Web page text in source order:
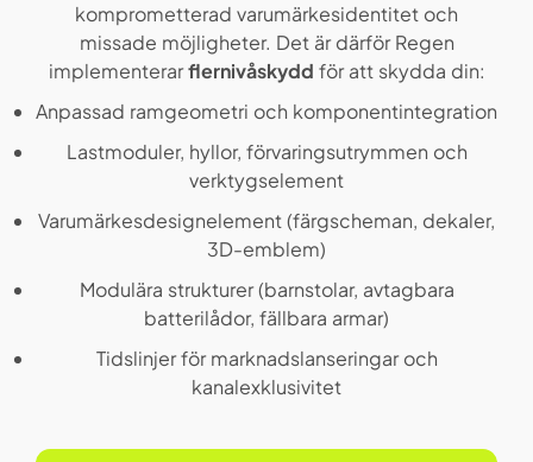
komprometterad varumärkesidentitet och
missade möjligheter. Det är därför Regen
implementerarflernivåskydd för att skydda din:
Anpassad ramgeometri och komponentintegration
Lastmoduler, hyllor, förvaringsutrymmen och
verktygselement
Varumärkesdesignelement (färgscheman, dekaler,
3D-emblem)
Modulära strukturer (barnstolar, avtagbara
batterilådor, fällbara armar)
Tidslinjer för marknadslanseringar och
kanalexklusivitet